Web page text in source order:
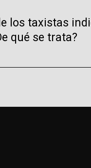
los taxistas
qué se trata?